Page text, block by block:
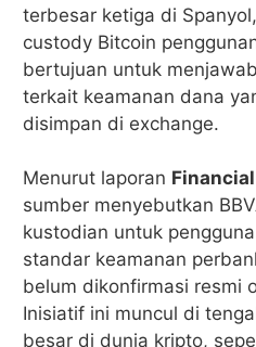
terbesar ketiga di
custody Bitcoin
bertujuan untuk
terkait keamanan dana
disimpan di exchange.
Menurut laporan
sumber menyebutkan
kustodian untuk
standar keamanan
belum dikonfirmasi resmi
Inisiatif ini muncul di
besar di dunia kripto,